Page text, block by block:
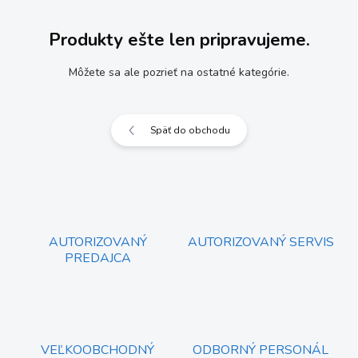
Produkty ešte len pripravujeme.
Môžete sa ale pozrieť na ostatné kategórie.
Späť do obchodu
AUTORIZOVANÝ
PREDAJCA
AUTORIZOVANÝ SERVIS
VEĽKOOBCHODNÝ
ODBORNÝ PERSONÁL